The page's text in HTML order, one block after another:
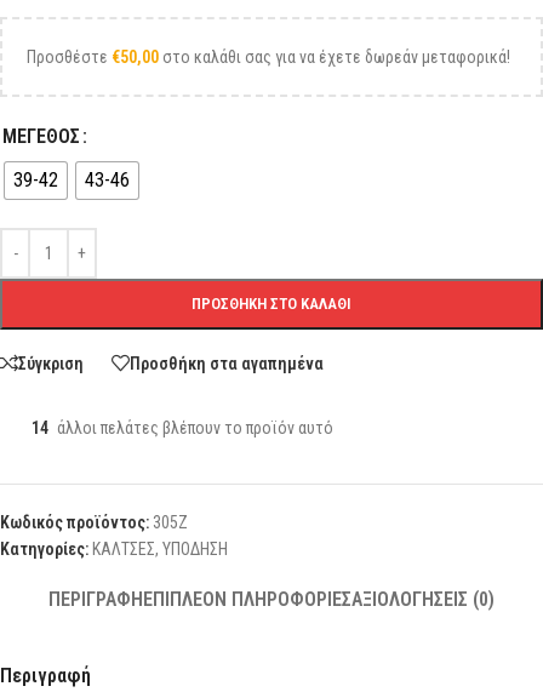
Προσθέστε €50,00 στο καλάθι σας για να έχετε δωρεάν μεταφορικά!
ΜΕΓΕΘΟΣ
39-42
43-46
ΠΡΟΣΘΉΚΗ ΣΤΟ ΚΑΛΆΘΙ
Σύγκριση Προσθήκη στα αγαπημένα
14 άλλοι πελάτες βλέπουν το προϊόν αυτό
Κωδικός προϊόντος: 305Ζ
Κατηγορίες: ΚΑΛΤΣΕΣ, ΥΠΟΔΗΣΗ
ΠΕΡΙΓΡΑΦΉΕΠΙΠΛΈΟΝ ΠΛΗΡΟΦΟΡΊΕΣΑΞΙΟΛΟΓΉΣΕΙΣ (0)
Περιγραφή